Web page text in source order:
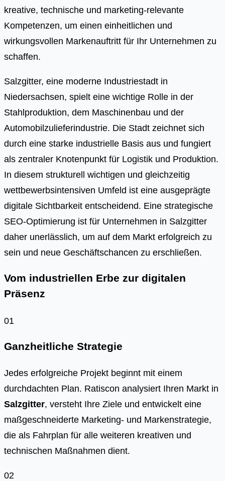
kreative, technische und marketing-relevante
Kompetenzen, um einen einheitlichen und
wirkungsvollen Markenauftritt für Ihr Unternehmen zu
schaffen.
Salzgitter, eine moderne Industriestadt in
Niedersachsen, spielt eine wichtige Rolle in der
Stahlproduktion, dem Maschinenbau und der
Automobilzulieferindustrie. Die Stadt zeichnet sich
durch eine starke industrielle Basis aus und fungiert
als zentraler Knotenpunkt für Logistik und Produktion.
In diesem strukturell wichtigen und gleichzeitig
wettbewerbsintensiven Umfeld ist eine ausgeprägte
digitale Sichtbarkeit entscheidend. Eine strategische
SEO-Optimierung ist für Unternehmen in Salzgitter
daher unerlässlich, um auf dem Markt erfolgreich zu
sein und neue Geschäftschancen zu erschließen.
Vom industriellen Erbe zur digitalen
Präsenz
01
Ganzheitliche Strategie
Jedes erfolgreiche Projekt beginnt mit einem
durchdachten Plan. Ratiscon analysiert Ihren Markt in
Salzgitter, versteht Ihre Ziele und entwickelt eine
maßgeschneiderte Marketing- und Markenstrategie,
die als Fahrplan für alle weiteren kreativen und
technischen Maßnahmen dient.
02